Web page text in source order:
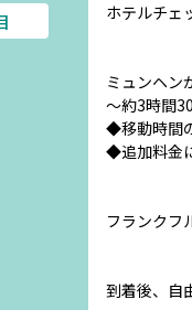
ホテルチェ
ミュンヘン
～約3時間
◆移動時間
◆追加料金
フランクフ
到着後、自